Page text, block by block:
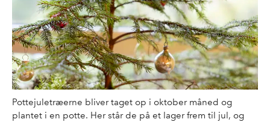
af usprøjtede rødgraner skal holdes op med
data fra traditionel juletræsproduktion af
nordmannsgraner.
Pottejuletræerne bliver taget op i oktober måned og
plantet i en potte. Her står de på et lager frem til jul, og